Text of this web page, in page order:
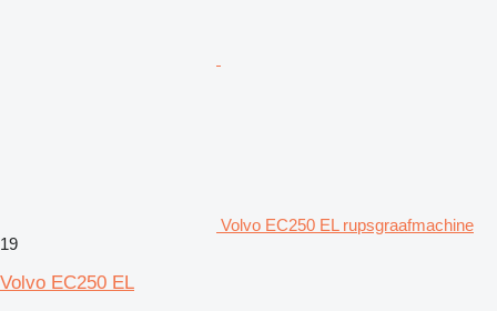
Volvo EC250 EL rupsgraafmachine
19
Volvo EC250 EL